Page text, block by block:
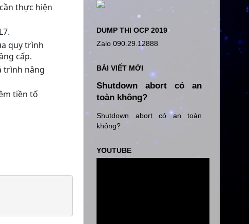
thực hiện
quy trình
cấp.
trình nâng
tiền tố
DUMP THI OCP 2019
Zalo 090.29.12888
BÀI VIẾT MỚI
Shutdown abort có an
toàn không?
Shutdown abort có an toàn
không?
YOUTUBE